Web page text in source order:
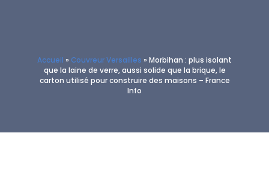
Accueil » Couvreur Versailles » Morbihan : plus isolant
que la laine de verre, aussi solide que la brique, le
carton utilisé pour construire des maisons – France
Info